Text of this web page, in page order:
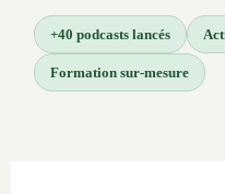
+40 podcasts lancés
Formation sur-mesure